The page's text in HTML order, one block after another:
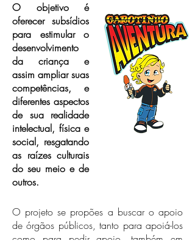
O objetivo é
oferecer subsídios
para estimular o
desenvolvimento
da criança e
assim ampliar suas
competências, e
diferentes aspectos
de sua realidade
intelectual, física e
social, resgatando
as raízes culturais
do seu meio e de
outros.
O projeto se propões a buscar o apoio
de órgãos públicos, tanto para apoiá-los
como para pedir apoio, também em